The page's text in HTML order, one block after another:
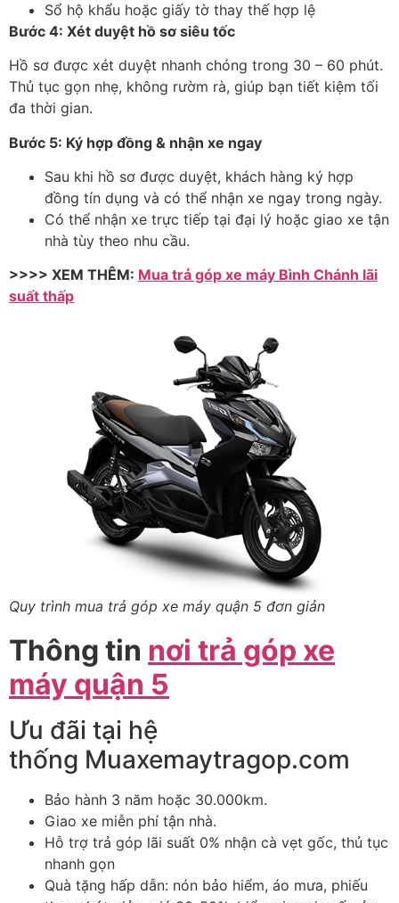
Sổ hộ khẩu hoặc giấy tờ thay thế hợp lệ
Bước 4: Xét duyệt hồ sơ siêu tốc
Hồ sơ được xét duyệt nhanh chóng trong 30 – 60 phút.
Thủ tục gọn nhẹ, không rườm rà, giúp bạn tiết kiệm tối
đa thời gian.
Bước 5: Ký hợp đồng & nhận xe ngay
Sau khi hồ sơ được duyệt, khách hàng ký hợp
đồng tín dụng và có thể nhận xe ngay trong ngày.
Có thể nhận xe trực tiếp tại đại lý hoặc giao xe tận
nhà tùy theo nhu cầu.
>>>> XEM THÊM: Mua trả góp xe máy Bình Chánh lãi
suất thấp
Quy trình mua trả góp xe máy quận 5 đơn giản
Thông tin nơi trả góp xe
máy quận 5
Ưu đãi tại hệ
thống Muaxemaytragop.com
Bảo hành 3 năm hoặc 30.000km.
Giao xe miễn phí tận nhà.
Hỗ trợ trả góp lãi suất 0% nhận cà vẹt gốc, thủ tục
nhanh gọn
Quà tặng hấp dẫn: nón bảo hiểm, áo mưa, phiếu